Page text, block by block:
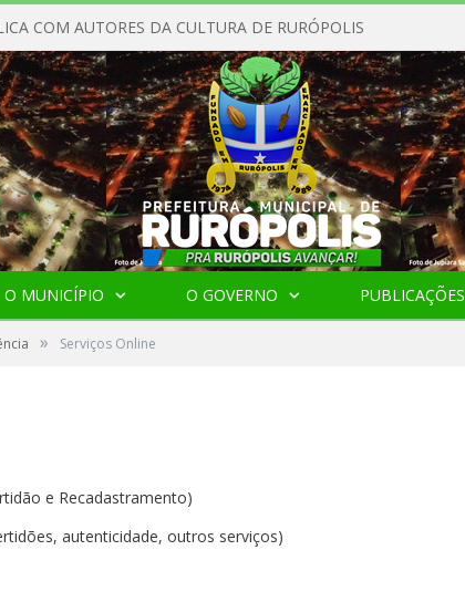
COM AUTORES DA CULTURA DE RURÓPOLIS
O MUNICÍPIO O GOVERNO PUBLICAÇÕES
» Serviços Online
e Recadastramento)
autenticidade, outros serviços)